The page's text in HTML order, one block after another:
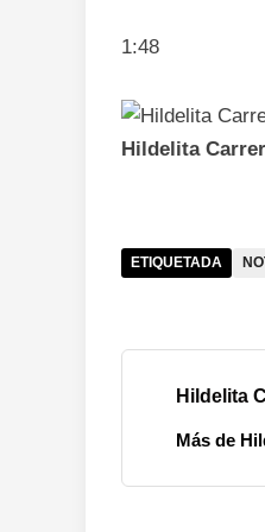
1:48
Hildelita
ETIQUETADA
Hildelita
Más de